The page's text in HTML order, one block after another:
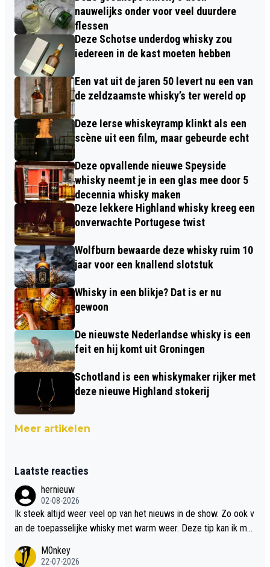
nauwelijks onder voor veel duurdere
flessen
Deze Schotse underdog whisky zou
iedereen in de kast moeten hebben
Een vat uit de jaren 50 levert nu een van
de zeldzaamste whisky’s ter wereld op
Deze Ierse whiskeyramp klinkt als een
scène uit een film, maar gebeurde echt
Deze opvallende nieuwe Speyside
whisky neemt je in een glas mee door 5
decennia whisky maken
Deze lekkere Highland whisky kreeg een
onverwachte Portugese twist
Wolfburn bewaarde deze whisky ruim 10
jaar voor een knallend slotstuk
Whisky in een blikje? Dat is er nu
gewoon
De nieuwste Nederlandse whisky is een
feit en hij komt uit Groningen
Schotland is een whiskymaker rijker met
deze nieuwe Highland stokerij
Meer artikelen
Laatste reacties
hernieuw
02-08-2026
Ik steek altijd weer veel op van het nieuws in de show. Zo ook v
an de toepasselijke whisky met warm weer. Deze tip kan ik met
M0nkey
22-07-2026